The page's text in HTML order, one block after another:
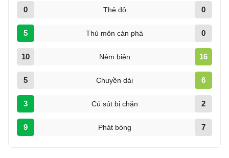
0 Thẻ đỏ 0
5 Thủ môn cản phá 0
10 Ném biên 16
5 Chuyền dài 6
3 Cú sút bị chặn 2
9 Phát bóng 7